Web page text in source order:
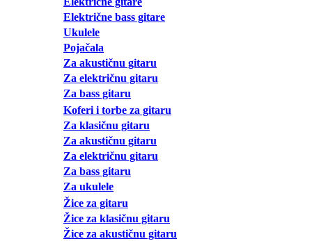
Električne bass gitare
Ukulele
Pojačala
Za akustičnu gitaru
Za električnu gitaru
Za bass gitaru
Koferi i torbe za gitaru
Za klasičnu gitaru
Za akustičnu gitaru
Za električnu gitaru
Za bass gitaru
Za ukulele
Žice za gitaru
Žice za klasičnu gitaru
Žice za akustičnu gitaru